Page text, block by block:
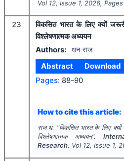
Vol 12, Issue 1, 2026, Pages
23
विकसित भारत के लिए क्यों
विश्लेषणात्मक अध्ययन
Authors: धन राज
Abstract
Download
Pages: 88-90
How to cite this article:
राज ध. "विकसित भारत के लिए
विश्लेषणात्मक अध्ययन".
Research, Vol 12, Issue 1,